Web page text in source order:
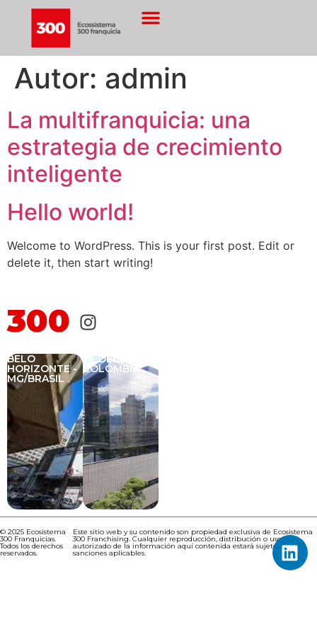
Autor: admin
La multifranquicia: una
estrategia de crecimiento
inteligente
Hello world!
Welcome to WordPress. This is your first post. Edit or
delete it, then start writing!
300
BELO
HORIZONTE -
MG/BRASIL
MEDELLÍN -
COLOMBIA
© 2025 Ecosistema
300 Franquicias.
Todos los derechos
reservados.
Este sitio web y su contenido son propiedad exclusiva de Ecosistema
300 Franchising. Cualquier reproducción, distribución o uso no
autorizado de la información aquí contenida estará sujeto a las
sanciones aplicables.